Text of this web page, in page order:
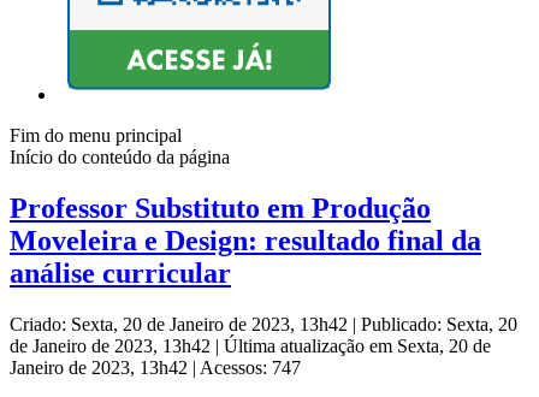
Fim do menu principal
Início do conteúdo da página
Professor Substituto em Produção
Moveleira e Design: resultado final da
análise curricular
Criado: Sexta, 20 de Janeiro de 2023, 13h42 | Publicado: Sexta, 20
de Janeiro de 2023, 13h42 | Última atualização em Sexta, 20 de
Janeiro de 2023, 13h42 | Acessos: 747